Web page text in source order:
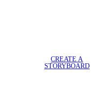
CREATE A
STORYBOARD